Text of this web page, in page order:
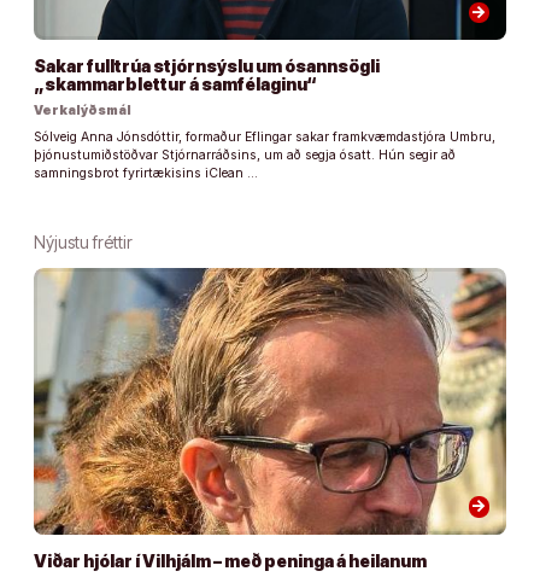
arrow_forward
Sakar fulltrúa stjórnsýslu um ósannsögli
„skammarblettur á samfélaginu“
Verkalýðsmál
Sólveig Anna Jónsdóttir, formaður Eflingar sakar framkvæmdastjóra Umbru,
þjónustumiðstöðvar Stjórnarráðsins, um að segja ósatt. Hún segir að
samningsbrot fyrirtækisins iClean …
Nýjustu fréttir
arrow_forward
Viðar hjólar í Vilhjálm – með peninga á heilanum